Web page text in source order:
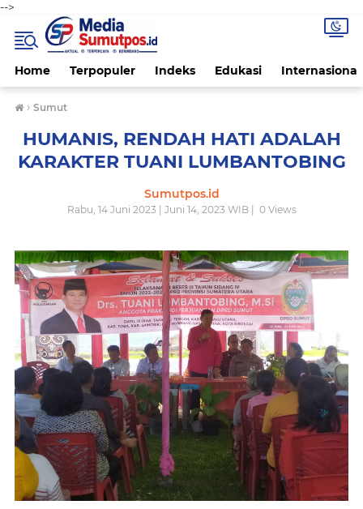
-->
Home Terpopuler Indeks Edukasi Internasional
› Sumut
HUMANIS, RENDAH HATI ADALAH
KARAKTER TUANI LUMBANTOBING
Sumutpos.id
Rabu, 14 Juni 2023 | Juni 14, 2023 WIB | 0Views